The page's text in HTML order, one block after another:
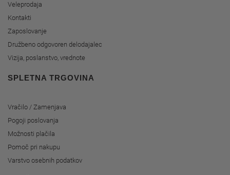
Veleprodaja
Kontakti
Zaposlovanje
Družbeno odgovoren delodajalec
Vizija, poslanstvo, vrednote
SPLETNA TRGOVINA
Vračilo / Zamenjava
Pogoji poslovanja
Možnosti plačila
Pomoč pri nakupu
Varstvo osebnih podatkov